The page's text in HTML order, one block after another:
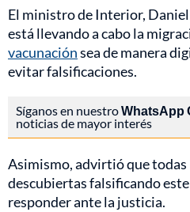
El ministro de Interior,
está llevando a cabo la
vacunaciónsea de manera
evitar falsificaciones.
Síganos en nuestroWhatsApp
noticias de mayor interés
Asimismo, advirtió que todas
descubiertas falsificando
responder ante la justicia.